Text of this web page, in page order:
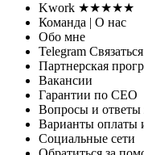
Kwork ★★★★★
Команда | О нас
Обо мне
Telegram
Партнерская
Вакансии
Гарантии по СЕО
Вопросы и ответы
Варианты оплаты
Социальные сети